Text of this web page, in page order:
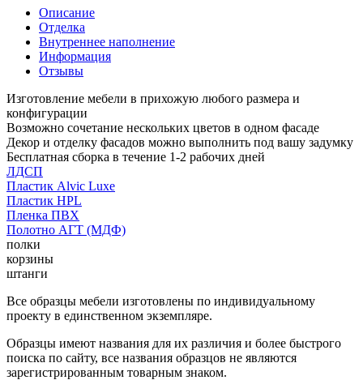
Описание
Отделка
Внутреннее наполнение
Информация
Отзывы
Изготовление мебели в прихожую любого размера и
конфигурации
Возможно сочетание нескольких цветов в одном фасаде
Декор и отделку фасадов можно выполнить под вашу задумку
Бесплатная сборка в течение 1-2 рабочих дней
ЛДСП
Пластик Alvic Luxe
Пластик HPL
Пленка ПВХ
Полотно АГТ (МДФ)
полки
корзины
штанги
Все образцы мебели изготовлены по индивидуальному
проекту в единственном экземпляре.
Образцы имеют названия для их различия и более быстрого
поиска по сайту, все названия образцов не являются
зарегистрированным товарным знаком.